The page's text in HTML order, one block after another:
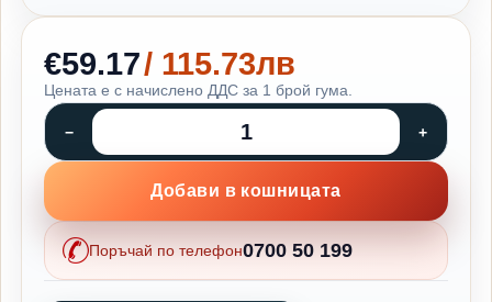
€59.17/ 115.73лв
Цената е с начислено ДДС за 1 брой гума.
Добави в кошницата
Поръчай по телефон0700 50 199